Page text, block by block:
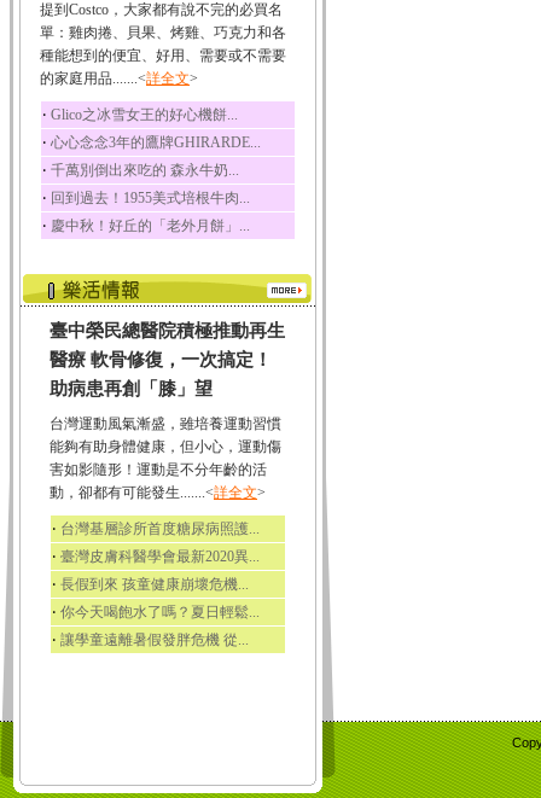
荔枝
荔枝性質溫和所含的營
養素有醣類、檸檬酸...
五味子
五味子性質溫熱所含營
養成分有揮發油、檸...
草魚
草魚含有維生素A、維生
素C、及豐富的蛋白...
提到Costco，大家都有說不完的必買名
單：雞肉捲、貝果、烤雞、巧克力和各
種能想到的便宜、好用、需要或不需要
的家庭用品.......<詳全文>
‧ Glico之冰雪女王的好心機餅...
‧ 心心念念3年的鷹牌GHIRARDE...
‧ 千萬別倒出來吃的 森永牛奶...
‧ 回到過去！1955美式培根牛肉...
‧ 慶中秋！好丘的「老外月餅」...
臺中榮民總醫院積極推動再生
醫療 軟骨修復，一次搞定！
助病患再創「膝」望
台灣運動風氣漸盛，雖培養運動習慣
能夠有助身體健康，但小心，運動傷
害如影隨形！運動是不分年齡的活
動，卻都有可能發生.......<詳全文>
‧ 台灣基層診所首度糖尿病照護...
‧ 臺灣皮膚科醫學會最新2020異...
‧ 長假到來 孩童健康崩壞危機...
‧ 你今天喝飽水了嗎？夏日輕鬆...
‧ 讓學童遠離暑假發胖危機 從...